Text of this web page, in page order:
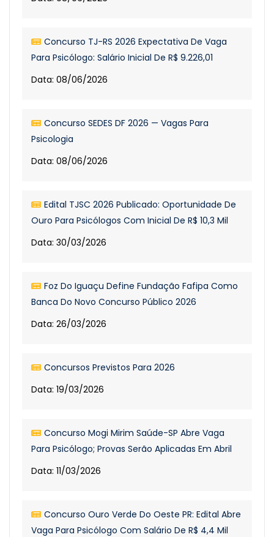
Concurso TJ-RS 2026 Expectativa De Vaga
Para Psicólogo: Salário Inicial De R$ 9.226,01
Data: 08/06/2026
Concurso SEDES DF 2026 — Vagas Para
Psicologia
Data: 08/06/2026
Edital TJSC 2026 Publicado: Oportunidade De
Ouro Para Psicólogos Com Inicial De R$ 10,3 Mil
Data: 30/03/2026
Foz Do Iguaçu Define Fundação Fafipa Como
Banca Do Novo Concurso Público 2026
Data: 26/03/2026
Concursos Previstos Para 2026
Data: 19/03/2026
Concurso Mogi Mirim Saúde-SP Abre Vaga
Para Psicólogo; Provas Serão Aplicadas Em Abril
Data: 11/03/2026
Concurso Ouro Verde Do Oeste PR: Edital Abre
Vaga Para Psicólogo Com Salário De R$ 4,4 Mil